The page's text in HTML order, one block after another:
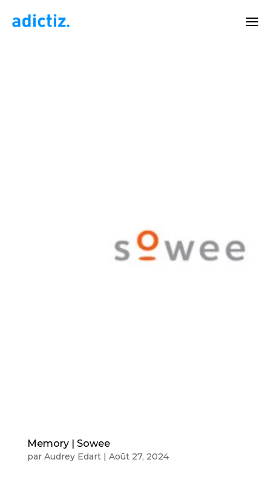
Memory | Sowee
par Audrey Edart| Août 27, 2024